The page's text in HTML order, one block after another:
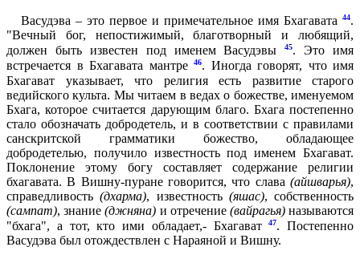
Васудэва – это первое и примечательное имя Бхагавата 44.
"Вечный бог, непостижимый, благотворный и любящий,
должен быть известен под именем Васудэвы45. Это имя
встречается в Бхагавата мантре
46. Иногда говорят, что имя
Бхагават указывает, что религия есть развитие старого
ведийского культа. Мы читаем в ведах о божестве, именуемом
Бхага, которое считается дарующим благо. Бхага постепенно
стало обозначать добродетель, и в соответствии с правилами
санскритской грамматики божество, обладающее
добродетелью, получило известность под именем Бхагават.
Поклонение этому богу составляет содержание религии
бхагавата. В Вишну-пуране говорится, что слава (айшварья),
справедливость(дхарма), известность(яшас), собственность
(сампат), знание(джняна) и отречение (вайрагья)называются
"бхага", а тот, кто ими обладает,- Бхагават47. Постепенно
Васудэва был отождествлен с Нараяной и Вишну.